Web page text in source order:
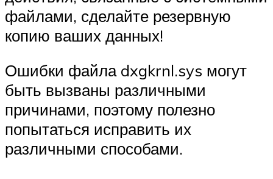
файлами, сделайте резервную
копию ваших данных!
Ошибки файла dxgkrnl.sys могут
быть вызваны различными
причинами, поэтому полезно
попытаться исправить их
различными способами.